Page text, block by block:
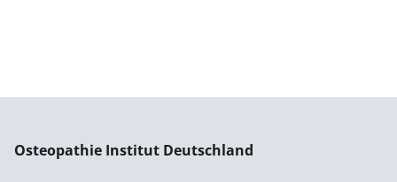
Osteopathie Institut Deutschland